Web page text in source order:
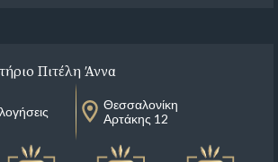
Πιτέλη Άννα
Θεσσαλονίκη
Αρτάκης 12